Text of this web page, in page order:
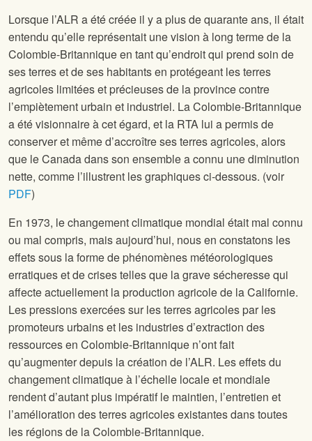
Lorsque l’ALR a été créée il y a plus de quarante ans, il était
entendu qu’elle représentait une vision à long terme de la
Colombie-Britannique en tant qu’endroit qui prend soin de
ses terres et de ses habitants en protégeant les terres
agricoles limitées et précieuses de la province contre
l’empiètement urbain et industriel. La Colombie-Britannique
a été visionnaire à cet égard, et la RTA lui a permis de
conserver et même d’accroître ses terres agricoles, alors
que le Canada dans son ensemble a connu une diminution
nette, comme l’illustrent les graphiques ci-dessous. (voir
PDF)
En 1973, le changement climatique mondial était mal connu
ou mal compris, mais aujourd’hui, nous en constatons les
effets sous la forme de phénomènes météorologiques
erratiques et de crises telles que la grave sécheresse qui
affecte actuellement la production agricole de la Californie.
Les pressions exercées sur les terres agricoles par les
promoteurs urbains et les industries d’extraction des
ressources en Colombie-Britannique n’ont fait
qu’augmenter depuis la création de l’ALR. Les effets du
changement climatique à l’échelle locale et mondiale
rendent d’autant plus impératif le maintien, l’entretien et
l’amélioration des terres agricoles existantes dans toutes
les régions de la Colombie-Britannique.